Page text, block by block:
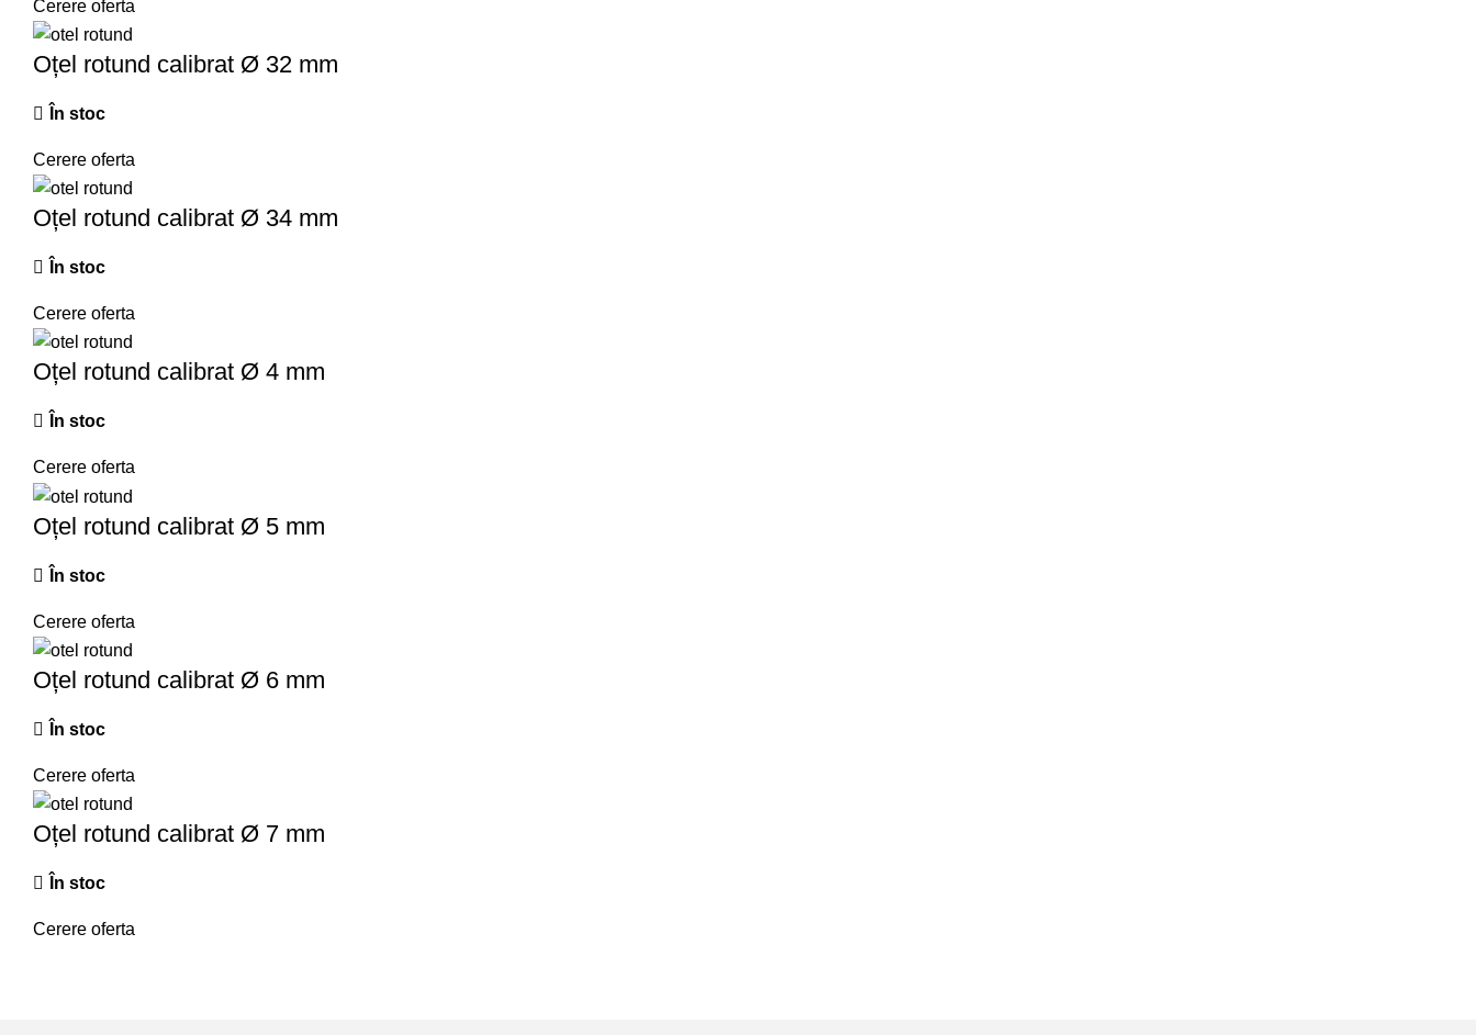
Cerere oferta
Oțel rotund calibrat Ø 32 mm
În stoc
Cerere oferta
Oțel rotund calibrat Ø 34 mm
În stoc
Cerere oferta
Oțel rotund calibrat Ø 4 mm
În stoc
Cerere oferta
Oțel rotund calibrat Ø 5 mm
În stoc
Cerere oferta
Oțel rotund calibrat Ø 6 mm
În stoc
Cerere oferta
Oțel rotund calibrat Ø 7 mm
În stoc
Cerere oferta